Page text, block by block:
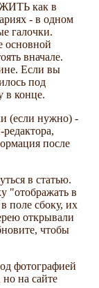
как в
- в одном
галочки.
основной
вначале.
Если вы
под
в конце.
(если нужно) -
после
в статью.
"отображать в
поле сбоку, их
открывали
чтобы
фотографией
на сайте